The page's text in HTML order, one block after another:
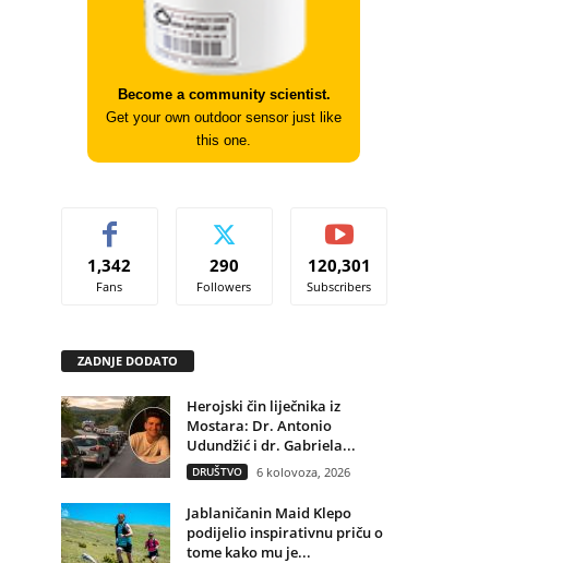
Become a community scientist.
Get your own outdoor sensor just like
this one.
1,342
Fans
290
Followers
120,301
Subscribers
ZADNJE DODATO
Herojski čin liječnika iz
Mostara: Dr. Antonio
Udundžić i dr. Gabriela...
DRUŠTVO 6 kolovoza, 2026
Jablaničanin Maid Klepo
podijelio inspirativnu priču o
tome kako mu je...